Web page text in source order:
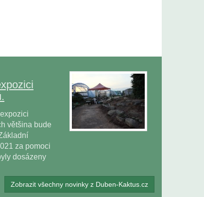
většina bude
za pomoci
dosázeny
Zobrazit všechny novinky z Duben-Kaktus.cz